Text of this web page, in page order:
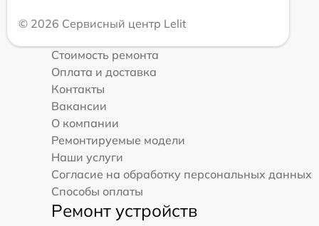
© 2026 Сервисный центр Lelit
Стоимость ремонта
Оплата и доставка
Контакты
Вакансии
О компании
Ремонтируемые модели
Наши услуги
Согласие на обработку персональных данных
Способы оплаты
Ремонт устройств